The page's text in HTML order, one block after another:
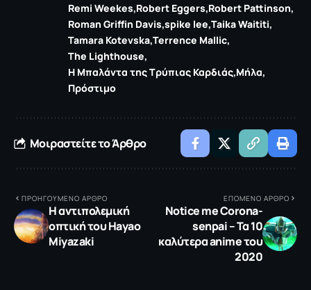
Remi Weekes Robert Eggers Robert Pattinson
Roman Griffin Davis spike lee Taika Waititi
Tamara Kotevska Terrence Mallic
The Lighthouse
Η Μπαλάντα της Τρύπιας Καρδιάς Μήλα
Πρόστιμο
Μοιραστείτε το Άρθρο
ΠΡΟΗΓΟΥΜΕΝΟ ΑΡΘΡΟ
Η αντιπολεμική
οπτική του Hayao
Miyazaki
ΕΠΟΜΕΝΟ ΑΡΘΡΟ
Nοtice me Corona-
senpai – Τα 10
καλύτερα anime του
2020